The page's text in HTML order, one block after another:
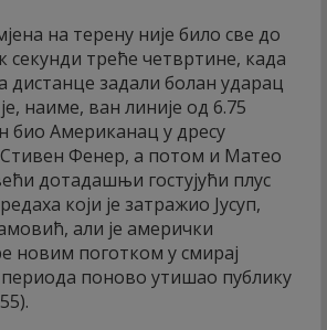
на терену није било све до
треће четвртине, када
дистанце задали болан ударац
наиме, ван линије од 6.75
био Американац у дресу
Фенер, а потом и Матео
дотадашњи гостујући плус
који је затражио Јусуп,
али је амерички
новим поготком у смирај
поново утишао публику